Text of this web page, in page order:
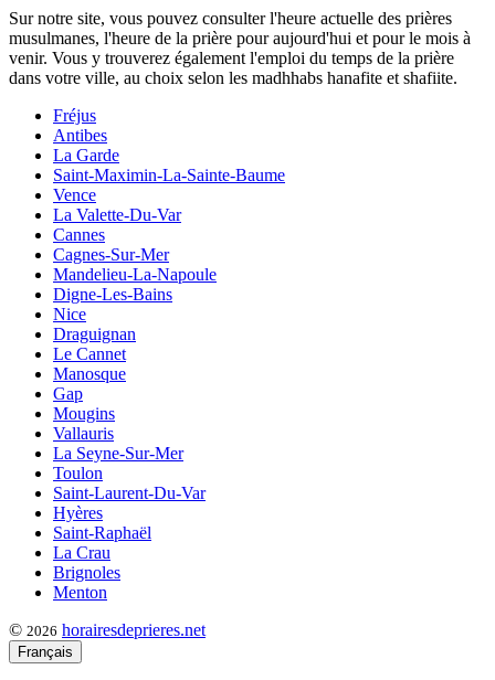
Sur notre site, vous pouvez consulter l'heure actuelle des prières
musulmanes, l'heure de la prière pour aujourd'hui et pour le mois à
venir. Vous y trouverez également l'emploi du temps de la prière
dans votre ville, au choix selon les madhhabs hanafite et shafiite.
Fréjus
Antibes
La Garde
Saint-Maximin-La-Sainte-Baume
Vence
La Valette-Du-Var
Cannes
Cagnes-Sur-Mer
Mandelieu-La-Napoule
Digne-Les-Bains
Nice
Draguignan
Le Cannet
Manosque
Gap
Mougins
Vallauris
La Seyne-Sur-Mer
Toulon
Saint-Laurent-Du-Var
Hyères
Saint-Raphaël
La Crau
Brignoles
Menton
© 2026 horairesdeprieres.net
Français